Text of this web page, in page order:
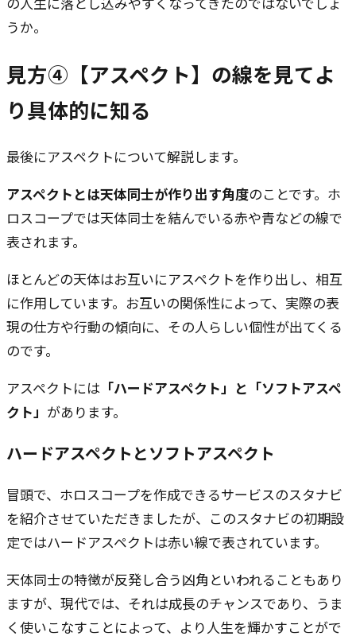
うか。
見方④【アスペクト】の線を見てよ
り具体的に知る
最後にアスペクトについて解説します。
アスペクトとは天体同士が作り出す角度のことです。ホ
ロスコープでは天体同士を結んでいる赤や青などの線で
表されます。
ほとんどの天体はお互いにアスペクトを作り出し、相互
に作用しています。お互いの関係性によって、実際の表
現の仕方や行動の傾向に、その人らしい個性が出てくる
のです。
アスペクトには 「ハードアスペクト」と「ソフトアスペ
クト」 があります。
ハードアスペクトとソフトアスペクト
冒頭で、ホロスコープを作成できるサービスのスタナビ
を紹介させていただきましたが、このスタナビの初期設
定ではハードアスペクトは赤い線で表されています。
天体同士の特徴が反発し合う凶角といわれることもあり
ますが、現代では、それは成長のチャンスであり、うま
く使いこなすことによって、より人生を輝かすことがで